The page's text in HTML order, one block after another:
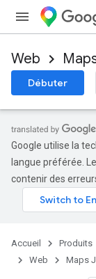
Web
Débuter
Google utilise la
langue préférée.
contenir des
Accueil Produits
Web
Maps